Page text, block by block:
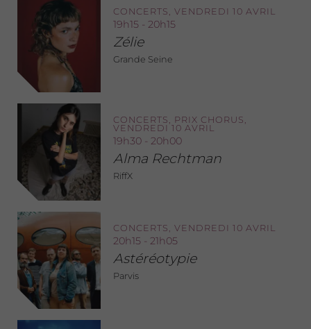
CONCERTS, VENDREDI 10 AVRIL
19h15 - 20h15
Zélie
Grande Seine
CONCERTS, PRIX CHORUS,
VENDREDI 10 AVRIL
19h30 - 20h00
Alma Rechtman
RiffX
CONCERTS, VENDREDI 10 AVRIL
20h15 - 21h05
Astéréotypie
Parvis